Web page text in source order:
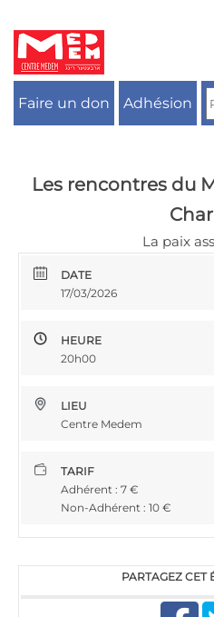
contenu
Faire un don Adhésion
Les rencontres du
La paix
DATE
17/03/2026
HEURE
20h00
LIEU
Centre Medem
TARIF
Adhérent : 7 €
Non-Adhérent : 10 €
PARTAGEZ CET